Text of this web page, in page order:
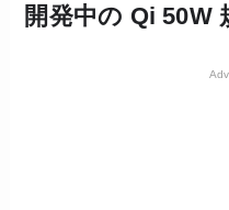
開発中の Qi 50W